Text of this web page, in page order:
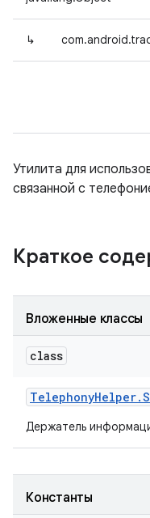
↳
Утилита для
связанной с
Краткое
Вложенные классы
class
TelephonyHelper.
Держатель
Константы